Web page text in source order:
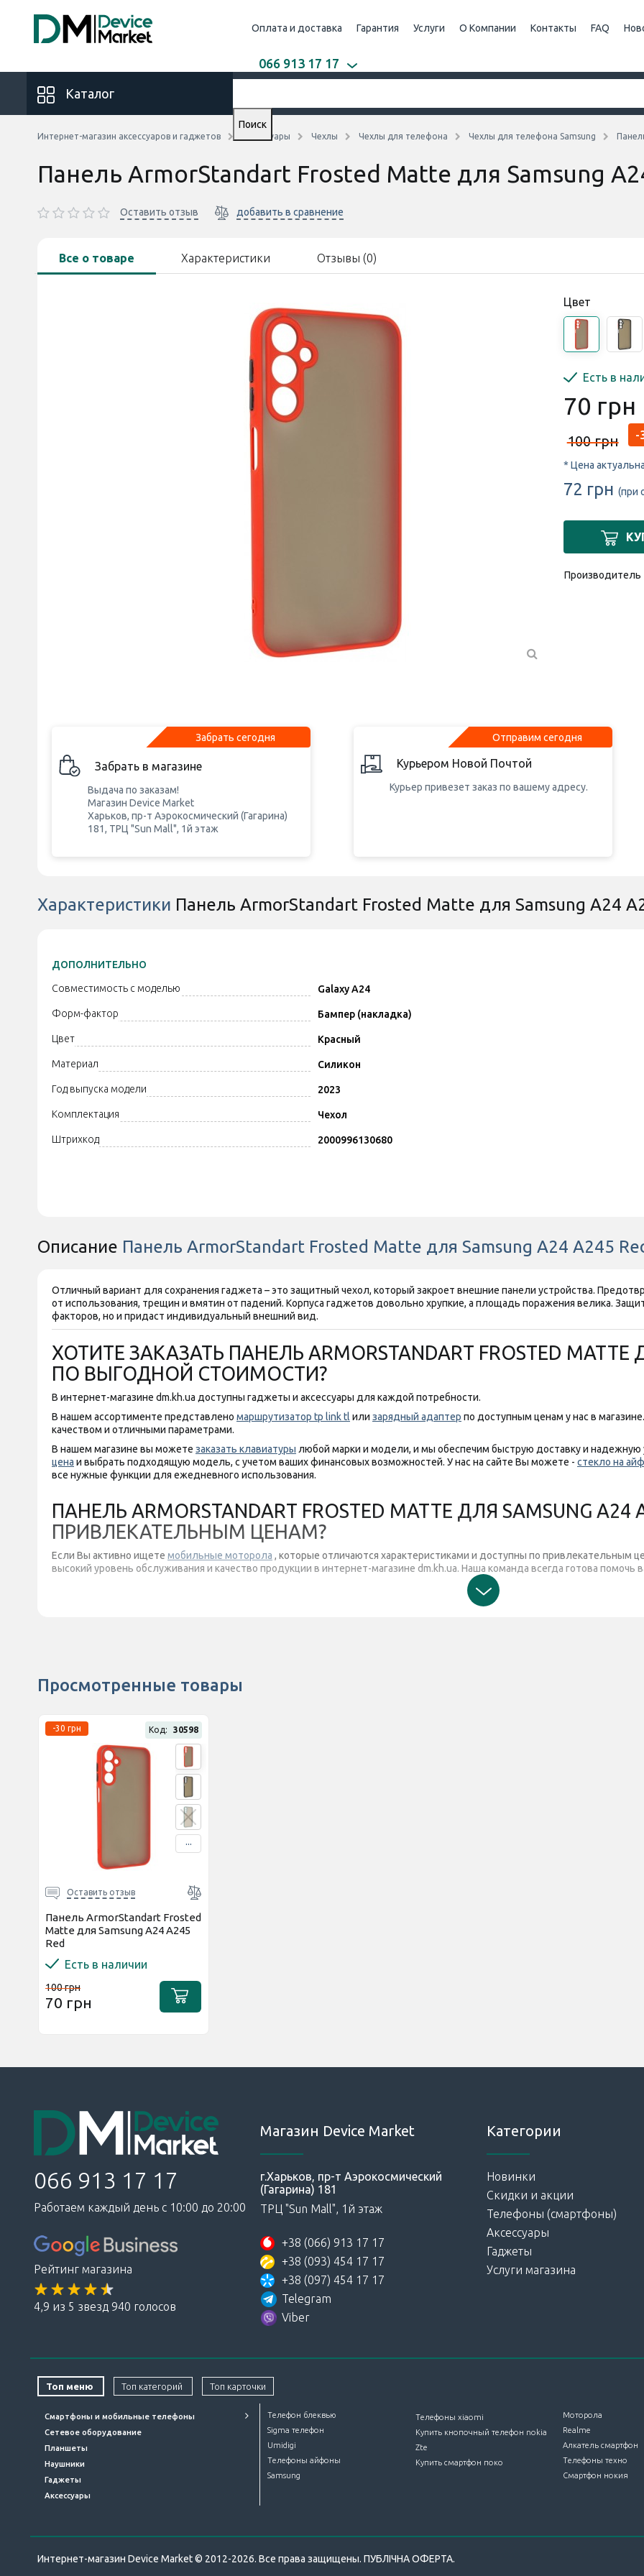
Оплата и доставка Гарантия Услуги О Компании Контакты FAQ
066 913 17 17
Каталог
Поиск
Интернет-магазин аксессуаров и гаджетов Аксессуары Чехлы Чехлы для телефона Чехлы для телефона Samsung
Панель ArmorStandart Frosted Matte для Samsung
Оставить отзыв добавить в сравнение
Все о товаре Характеристики Отзывы (0)
Цвет
Есть в
70 грн
100 грн -
* Цена
72 грн (при
Производитель
Забрать сегодня
Забрать в магазине
Выдача по заказам!
Магазин Device Market
Харьков, пр-т Аэрокосмический (Гагарина)
181, ТРЦ "Sun Mall", 1й этаж
Отправим сегодня
Курьером Новой Почтой
Курьер привезет заказ по вашему адресу.
Характеристики Панель ArmorStandart Frosted Matte для Samsung A24
ДОПОЛНИТЕЛЬНО
Совместимость с моделью Galaxy A24
Форм-фактор Бампер (накладка)
Цвет Красный
Материал Силикон
Год выпуска модели 2023
Комплектация Чехол
Штрихкод 2000996130680
Описание Панель ArmorStandart Frosted Matte для Samsung A24 A245
Отличный вариант для сохранения гаджета – это защитный чехол, который закроет внешние панели устройства.
от использования, трещин и вмятин от падений. Корпуса гаджетов довольно хрупкие, а площадь поражения велика.
факторов, но и придаст индивидуальный внешний вид.
ХОТИТЕ ЗАКАЗАТЬ ПАНЕЛЬ ARMORSTANDART FROSTED MATTE
ПО ВЫГОДНОЙ СТОИМОСТИ?
В интернет-магазине dm.kh.ua доступны гаджеты и аксессуары для каждой потребности.
В нашем ассортименте представлено маршрутизатор tp link tl или зарядный адаптер по доступным ценам у нас в
качеством и отличными параметрами.
В нашем магазине вы можете заказать клавиатуры любой марки и модели, и мы обеспечим быструю доставку и надежную
цена и выбрать подходящую модель, с учетом ваших финансовых возможностей. У нас на сайте Вы можете - стекло на
все нужные функции для ежедневного использования.
ПАНЕЛЬ ARMORSTANDART FROSTED MATTE ДЛЯ SAMSUNG A24
ПРИВЛЕКАТЕЛЬНЫМ ЦЕНАМ?
Если Вы активно ищете мобильные моторола , которые отличаются характеристиками и доступны по
высокий уровень обслуживания и качество продукции в интернет-магазине dm.kh.ua. Наша команда всегда готова помочь
Просмотренные товары
...
Код: 30598
-30 грн
Оставить отзыв
Панель ArmorStandart Frosted
Matte для Samsung A24 A245
Red
Есть в наличии
100 грн
70 грн
066 913 17 17
Работаем каждый день с 10:00 до 20:00
Рейтинг магазина
4,9 из 5 звезд 940 голосов
Магазин Device Market
г.Харьков, пр-т Аэрокосмический
(Гагарина) 181
ТРЦ "Sun Mall", 1й этаж
+38 (066) 913 17 17
+38 (093) 454 17 17
+38 (097) 454 17 17
Telegram
Viber
Категории
Новинки
Скидки и акции
Телефоны (смартфоны)
Аксессуары
Гаджеты
Услуги магазина
Топ меню Топ категорий Топ карточки
Смартфоны и мобильные телефоны
Сетевое оборудование
Планшеты
Наушники
Гаджеты
Аксессуары
Телефон блеквью
Sigma телефон
Umidigi
Телефоны айфоны
Samsung
Телефоны xiaomi
Купить кнопочный телефон nokia
Zte
Купить смартфон поко
Моторола
Realme
Алкатель смартфон
Телефоны техно
Смартфон нокия
Интернет-магазин Device Market © 2012-2026. Все права защищены. ПУБЛІЧНА ОФЕРТА.